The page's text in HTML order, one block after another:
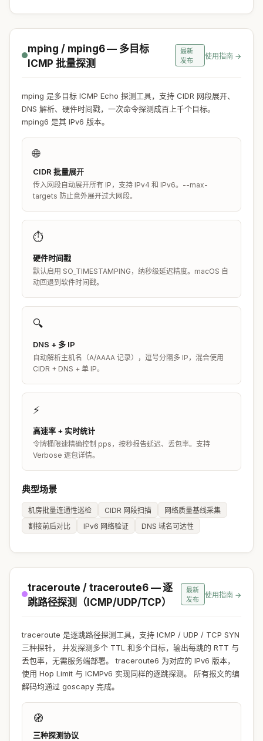
mping / mping6 — 多目标
ICMP 批量探测
最新
发布
使用指南 →
mping 是多目标 ICMP Echo 探测工具，支持 CIDR 网段展开、
DNS 解析、硬件时间戳，一次命令探测成百上千个目标。
mping6 是其 IPv6 版本。
🌐
CIDR 批量展开
传入网段自动展开所有 IP，支持 IPv4 和 IPv6。--max-
targets 防止意外展开过大网段。
⏱️
硬件时间戳
默认启用 SO_TIMESTAMPING，纳秒级延迟精度。macOS 自
动回退到软件时间戳。
🔍
DNS + 多 IP
自动解析主机名（A/AAAA 记录），逗号分隔多 IP，混合使用
CIDR + DNS + 单 IP。
⚡
高速率 + 实时统计
令牌桶限速精确控制 pps，按秒报告延迟、丢包率。支持
Verbose 逐包详情。
典型场景
机房批量连通性巡检 CIDR 网段扫描
网络质量基线采集
割接前后对比
IPv6 网络验证 DNS 域名可达性
traceroute / traceroute6 — 逐
跳路径探测（ICMP/UDP/TCP）
最新
发布
使用指南 →
traceroute 是逐跳路径探测工具，支持 ICMP / UDP / TCP SYN
三种探针， 并发探测多个 TTL 和多个目标，输出每跳的 RTT 与
丢包率，无需服务端部署。 traceroute6 为对应的 IPv6 版本，
使用 Hop Limit 与 ICMPv6 实现同样的逐跳探测。 所有报文的编
解码均通过 goscapy 完成。
🧭
三种探测协议